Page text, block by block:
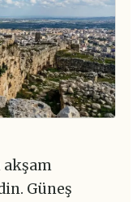
akşam
Güneş